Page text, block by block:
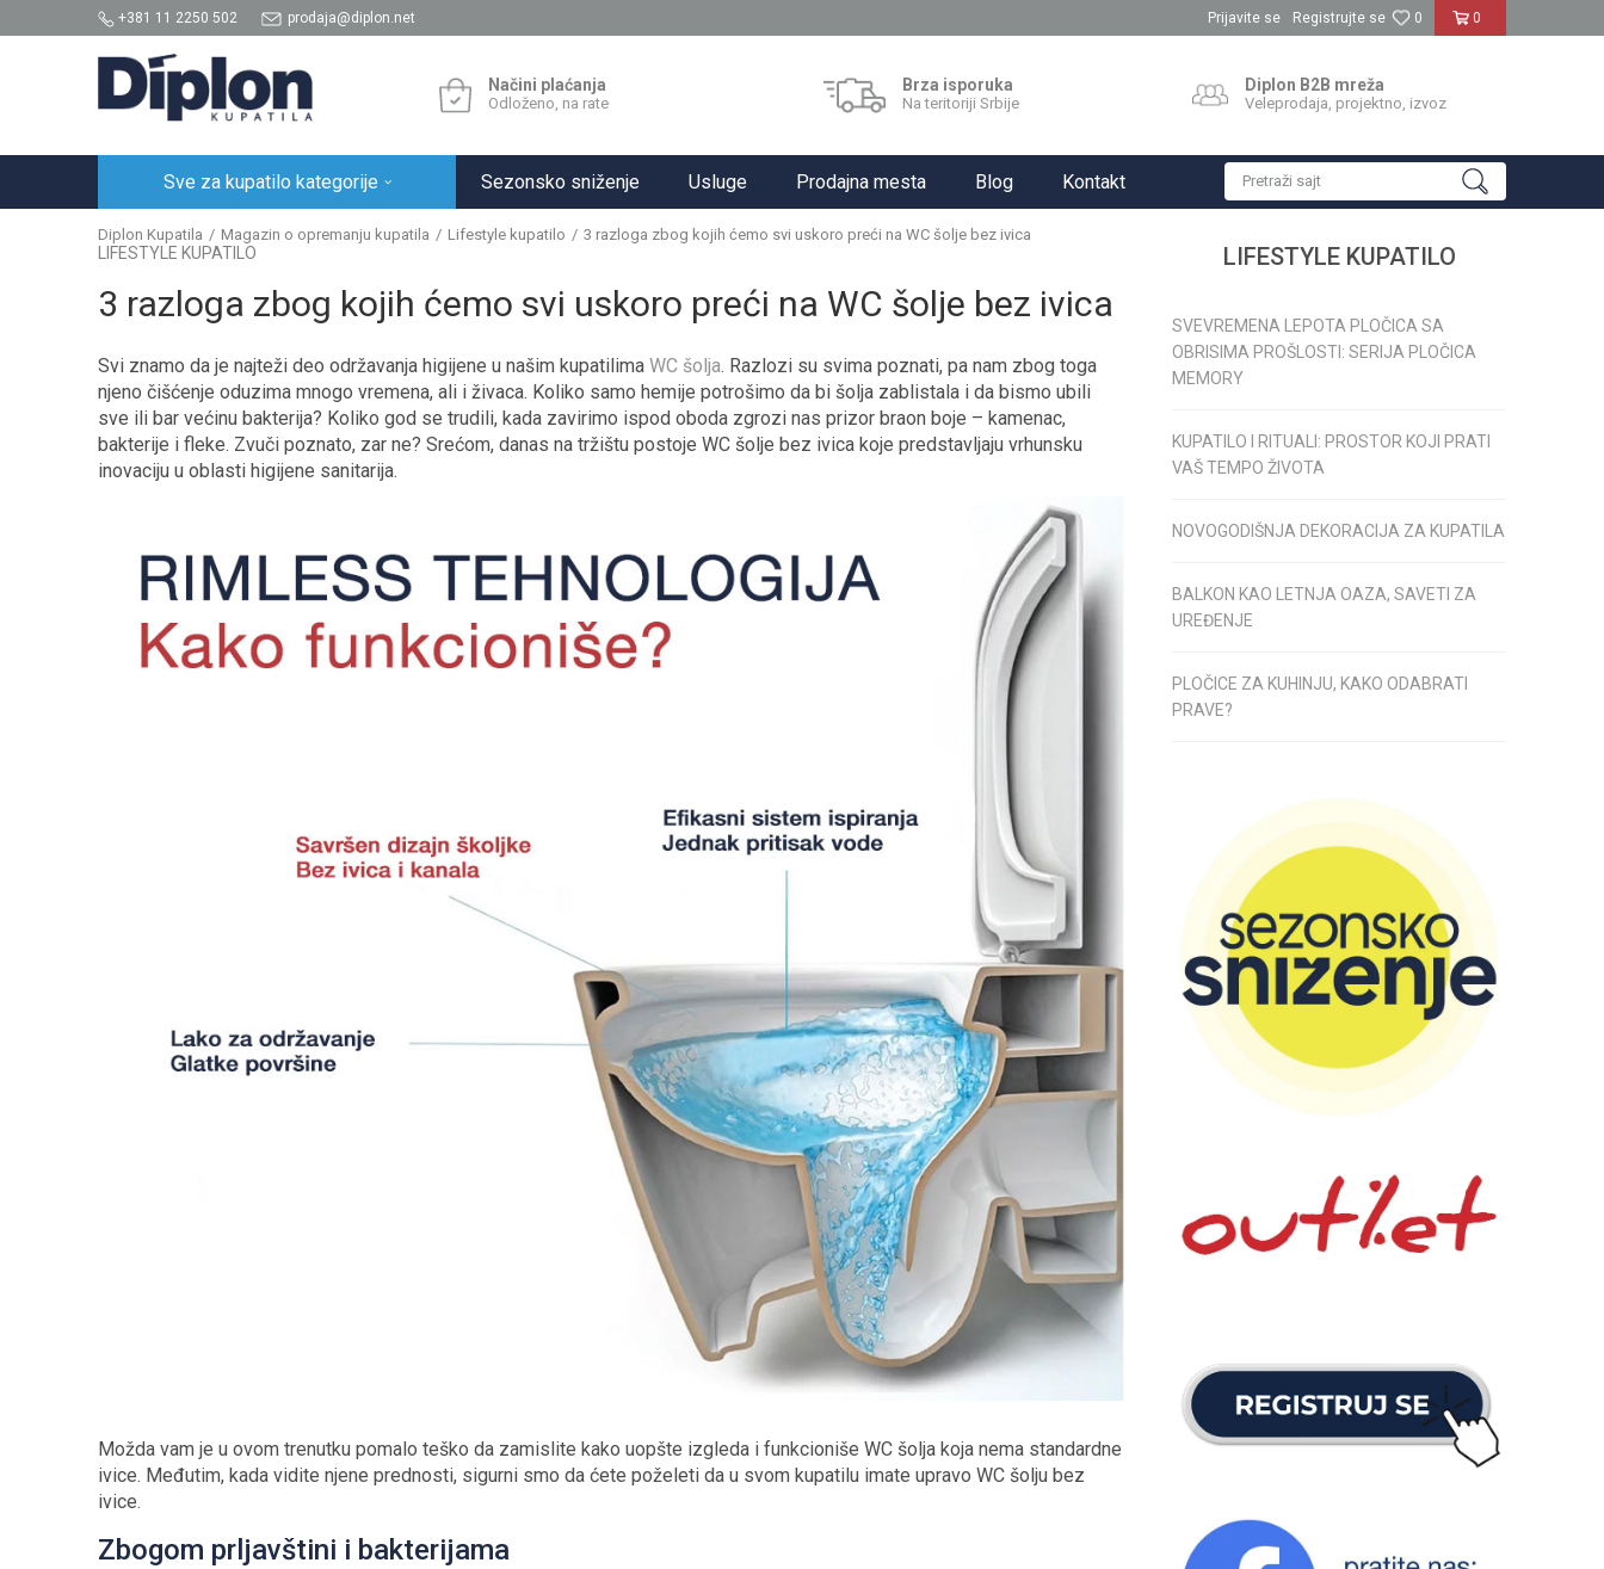
+381 11 2250 502 prodaja@diplon.net 0
0
Prijavite se Registrujte se
Načini plaćanja
Odloženo, na rate
Brza isporuka
Na teritoriji Srbije
Diplon B2B mreža
Veleprodaja, projektno, izvoz
Sve za kupatilo kategorije Sezonsko sniženje Usluge Prodajna mesta Blog Kontakt Pretraži sajt
Diplon Kupatila Magazin o opremanju kupatila Lifestyle kupatilo 3 razloga zbog kojih ćemo svi uskoro preći na WC šolje bez ivica
LIFESTYLE KUPATILO
3 razloga zbog kojih ćemo svi uskoro preći na WC šolje bez ivica
Svi znamo da je najteži deo održavanja higijene u našim kupatilima WC šolja. Razlozi su svima poznati, pa nam zbog toga
njeno čišćenje oduzima mnogo vremena, ali i živaca. Koliko samo hemije potrošimo da bi šolja zablistala i da bismo ubili
sve ili bar većinu bakterija? Koliko god se trudili, kada zavirimo ispod oboda zgrozi nas prizor braon boje – kamenac,
bakterije i fleke. Zvuči poznato, zar ne? Srećom, danas na tržištu postoje WC šolje bez ivica koje predstavljaju vrhunsku
inovaciju u oblasti higijene sanitarija.
Možda vam je u ovom trenutku pomalo teško da zamislite kako uopšte izgleda i funkcioniše WC šolja koja nema standardne
ivice. Međutim, kada vidite njene prednosti, sigurni smo da ćete poželeti da u svom kupatilu imate upravo WC šolju bez
ivice.
Zbogom prljavštini i bakterijama
LIFESTYLE KUPATILO
SVEVREMENA LEPOTA PLOČICA SA
OBRISIMA PROŠLOSTI: SERIJA PLOČICA
MEMORY
KUPATILO I RITUALI: PROSTOR KOJI PRATI
VAŠ TEMPO ŽIVOTA
NOVOGODIŠNJA DEKORACIJA ZA KUPATILA
BALKON KAO LETNJA OAZA, SAVETI ZA
UREĐENJE
PLOČICE ZA KUHINJU, KAKO ODABRATI
PRAVE?